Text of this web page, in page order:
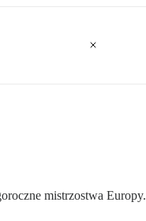
mistrzostwa Europy.